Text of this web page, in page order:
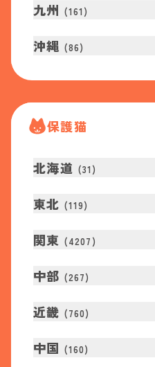
九州 (161 )
沖縄 (86)
保護猫
北海道 (31 )
東北 (119)
関東 (4207 )
中部 (267)
近畿 (760)
中国 (160)